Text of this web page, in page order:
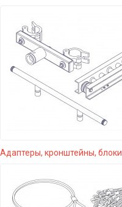
Адаптеры, кронштейны, блоки